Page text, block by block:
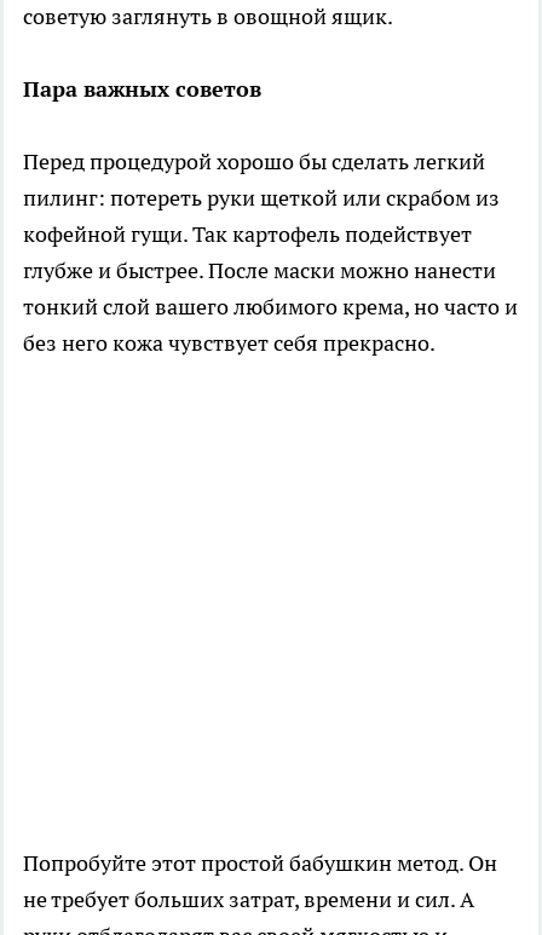
советую заглянуть в овощной ящик.
Пара важных советов
Перед процедурой хорошо бы сделать легкий
пилинг: потереть руки щеткой или скрабом из
кофейной гущи. Так картофель подействует
глубже и быстрее. После маски можно нанести
тонкий слой вашего любимого крема, но часто и
без него кожа чувствует себя прекрасно.
Попробуйте этот простой бабушкин метод. Он
не требует больших затрат, времени и сил. А